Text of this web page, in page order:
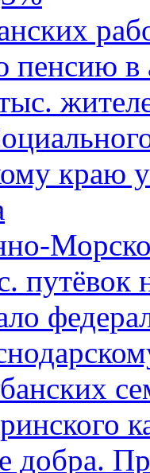
в
краю
путёвок
добра.